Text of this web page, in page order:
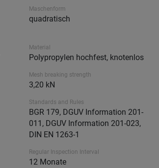
Maschenform
quadratisch
Material
Polypropylen hochfest, knotenlos
Mesh breaking strength
3,20 kN
Standards and Rules
BGR 179, DGUV Information 201-
011, DGUV Information 201-023,
DIN EN 1263-1
Regular Inspection Interval
12 Monate